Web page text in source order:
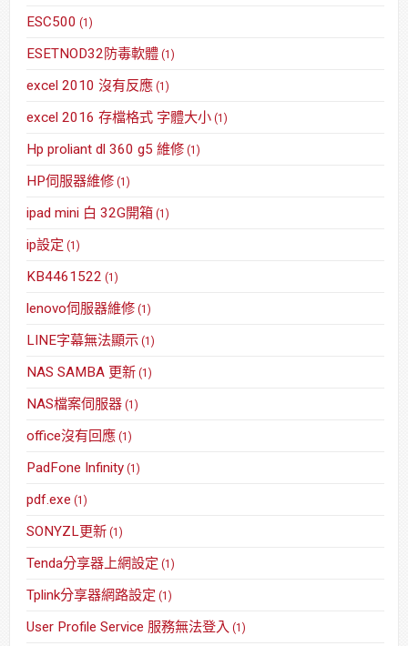
ESC500 (1)
ESETNOD32防毒軟體 (1)
excel 2010 沒有反應 (1)
excel 2016 存檔格式 字體大小 (1)
Hp proliant dl 360 g5 維修 (1)
HP伺服器維修 (1)
ipad mini 白 32G開箱 (1)
ip設定 (1)
KB4461522 (1)
lenovo伺服器維修 (1)
LINE字幕無法顯示 (1)
NAS SAMBA 更新 (1)
NAS檔案伺服器 (1)
office沒有回應 (1)
PadFone Infinity (1)
pdf.exe (1)
SONYZL更新 (1)
Tenda分享器上網設定 (1)
Tplink分享器網路設定 (1)
User Profile Service 服務無法登入 (1)